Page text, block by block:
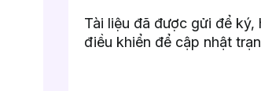
Tài liệu đã được gửi để ký,
điều khiển để cập nhật